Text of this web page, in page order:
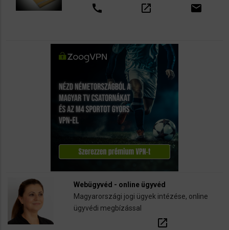
call open_in_new email
Webügyvéd - online ügyvéd
Magyarországi jogi ügyek intézése, online
ügyvédi megbízással
open_in_new